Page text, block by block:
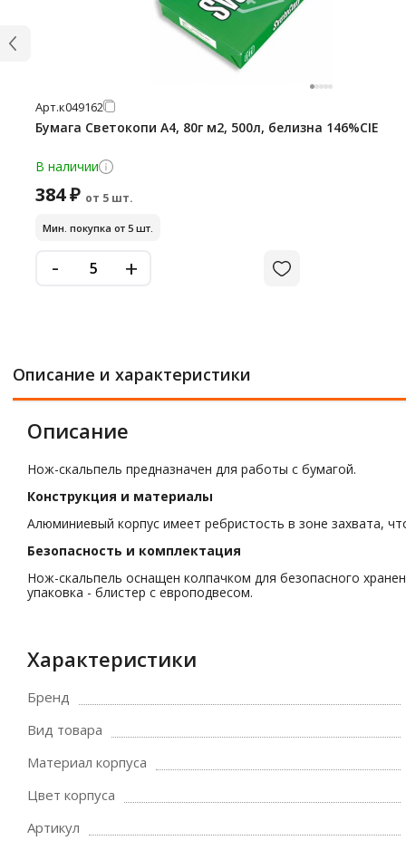
Арт.к049162
Бумага Светокопи А4, 80г м2, 500л, белизна 146%CIE
В наличии
384 ₽ от 5 шт.
Мин. покупка от 5 шт.
- +
Описание и характеристики
Описание
Нож-скальпель предназначен для работы с бумагой.
Конструкция и материалы
Алюминиевый корпус имеет ребристость в зоне захвата,
Безопасность и комплектация
Нож-скальпель оснащен колпачком для безопасного
упаковка - блистер с европодвесом.
Характеристики
Бренд
Вид товара
Материал корпуса
Цвет корпуса
Артикул